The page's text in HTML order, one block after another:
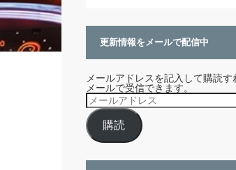
更新情報をメールで配信中
メールアドレスを記入して購読す
メールで受信できます。
メ
ー
ル
ア
ド
購読